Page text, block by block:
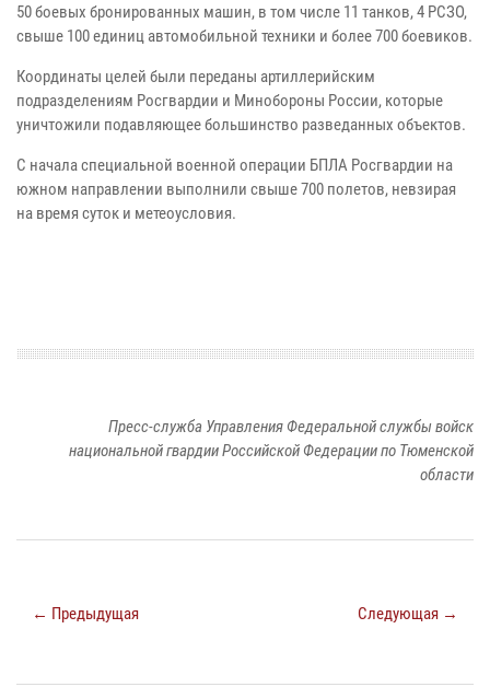
50 боевых бронированных машин, в том числе 11 танков, 4 РСЗО,
свыше 100 единиц автомобильной техники и более 700 боевиков.
Координаты целей были переданы артиллерийским
подразделениям Росгвардии и Минобороны России, которые
уничтожили подавляющее большинство разведанных объектов.
С начала специальной военной операции БПЛА Росгвардии на
южном направлении выполнили свыше 700 полетов, невзирая
на время суток и метеоусловия.
Пресс-служба Управления Федеральной службы войск
национальной гвардии Российской Федерации по Тюменской
области
← Предыдущая Следующая →